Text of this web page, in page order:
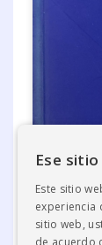
Ese
Este sitio
experiencia
sitio web,
de acuerdo